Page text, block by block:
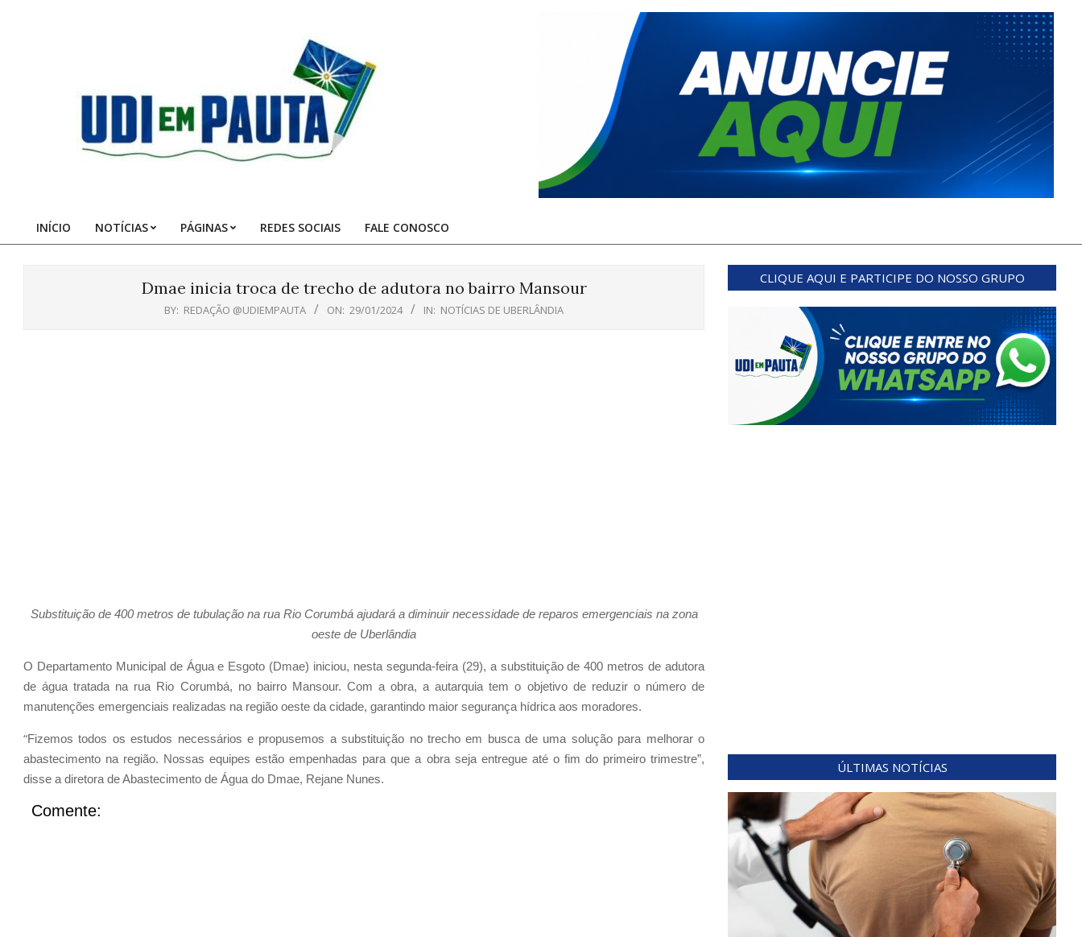
Pauta
Primary
INÍCIO NOTÍCIAS PÁGINAS REDES SOCIAIS FALE CONOSCO
Dmae inicia troca de trecho de adutora no bairro Mansour
BY: REDAÇÃO @UDIEMPAUTA ON: 29/01/2024 IN: NOTÍCIAS DE UBERLÂNDIA
Substituição de 400 metros de tubulação na rua Rio Corumbá ajudará a diminuirnecessidade dereparos emergenciais na zona
oeste de Uberlândia
O Departamento Municipal de Água e Esgoto (Dmae) iniciou, nesta segunda-feira (29), a substituição de 400 metros de adutora
de água tratada na rua Rio Corumbá, no bairro Mansour. Com a obra, a autarquia tem o objetivo dereduzir o número de
manutenções emergenciais realizadas na região oeste da cidade, garantindo maior segurança hídrica aos moradores.
“Fizemos todos os estudos necessários e propusemos a substituição no trecho em busca de uma solução para melhorar o
abastecimento na região. Nossas equipes estão empenhadas para que a obra seja entregue até o fim do primeiro trimestre”,
disse a diretora deAbastecimento de Água do Dmae, Rejane Nunes.
Comente:
CLIQUE AQUI E PARTICIPE DO NOSSO GRUPO
ÚLTIMAS NOTÍCIAS